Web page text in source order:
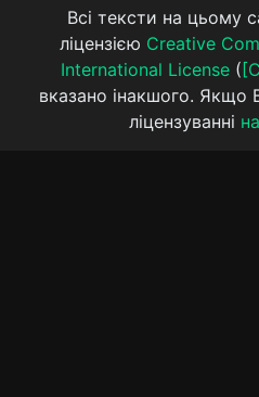
Всі тексти на цьому
ліцензією Creative
International License(
вказано інакшого.
ліцензуванні